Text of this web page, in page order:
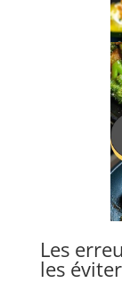
Les
les éviter